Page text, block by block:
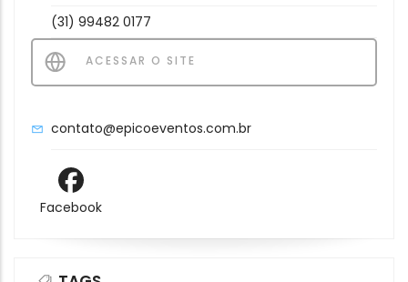
(31) 99482 0177
ACESSAR O SITE
contato@epicoeventos.com.br
Facebook